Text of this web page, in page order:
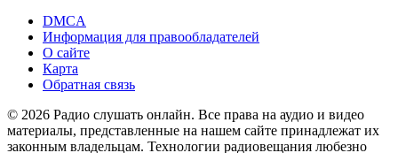
DMCA
Информация для правообладателей
О сайте
Карта
Обратная связь
© 2026 Радио слушать онлайн. Все права на аудио и видео
материалы, представленные на нашем сайте принадлежат их
законным владельцам. Технологии радиовещания любезно